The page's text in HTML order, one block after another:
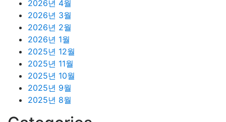
2026년 4월
2026년 3월
2026년 2월
2026년 1월
2025년 12월
2025년 11월
2025년 10월
2025년 9월
2025년 8월